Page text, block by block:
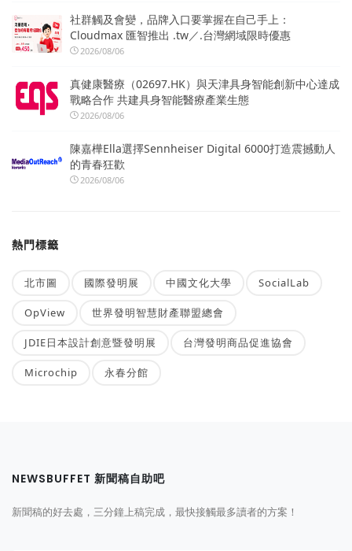
社群觸及會變，品牌入口要掌握在自己手上：
Cloudmax 匯智推出 .tw／.台灣網域限時優惠
2026/08/06
真健康醫療（02697.HK）與天津具身智能創新中心達成
戰略合作 共建具身智能醫療產業生態
2026/08/06
陳嘉樺Ella選擇Sennheiser Digital 6000打造震撼動人
的青春狂歡
2026/08/06
熱門標籤
北市圖 國際發明展 中國文化大學 SocialLab
OpView 世界發明智慧財產聯盟總會
JDIE日本設計創意暨發明展 台灣發明商品促進協會
Microchip 永春分館
NEWSBUFFET 新聞稿自助吧
新聞稿的好去處，三分鐘上稿完成，最快接觸最多讀者的方案！